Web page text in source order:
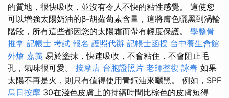
的質地，很快吸收，並沒有令人不快的粘性感覺。 這使您
可以增強太陽奶油的β-胡蘿蔔素含量，這將膚色曬黑到渦輪
階段，所有這些都因您的太陽霜而帶有輕度保護。 學整骨
推拿 記帳士 考試 報名 護照代辦 記帳士函授 台中養生會館
外燴 嘉義 易於塗抹，快速吸收，不會粘住，不會阻止毛
孔，氣味很可愛。 按摩店 台胞證照片 老師整復 詠春 如果
太陽不再是火，則只有值得使用青銅油來曬黑。 例如，SPF
烏日按摩 30在淺色皮膚上的持續時間比棕色的皮膚短得